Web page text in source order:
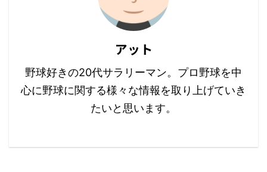
アット
野球好きの20代サラリーマン。プロ野球を中
心に野球に関する様々な情報を取り上げていき
たいと思います。